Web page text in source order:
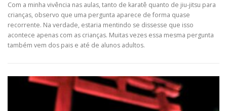
Com a minha vivência nas aulas, tanto de karatê quanto de jiu-jitsu para
crianças, observo que uma pergunta aparece de forma quase
recorrente. Na verdade, estaria mentindo se dissesse que isso
acontece apenas com as crianças. Muitas vezes essa mesma pergunta
também vem dos pais e até de alunos adultos.